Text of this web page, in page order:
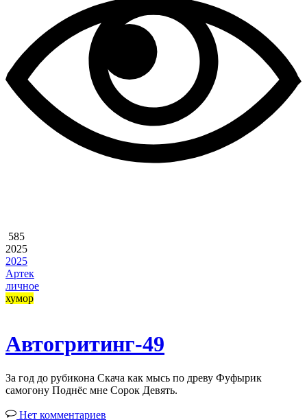
585
2025
2025
Артек
личное
хумор
Автогритинг-49
За год до рубикона Скача как мысь по древу Фуфырик
самогону Поднёс мне Сорок Девять.
Нет комментариев